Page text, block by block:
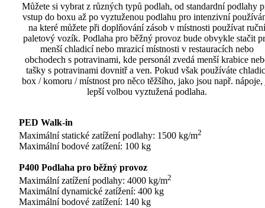
Můžete si vybrat z různých typů podlah, od standardní podlahy
vstup do boxu až po vyztuženou podlahu pro intenzivní
na které můžete při doplňování zásob v místnosti používat ruční
paletový vozík. Podlaha pro běžný provoz bude obvykle stačit
menší chladicí nebo mrazicí místnosti v restauracích nebo
obchodech s potravinami, kde personál zvedá menší krabice
tašky s potravinami dovnitř a ven. Pokud však používáte
box / komoru / místnost pro něco těžšího, jako jsou např. nápoje,
lepší volbou vyztužená podlaha.
PED Walk-in
Maximální statické zatížení podlahy: 1500 kg/m2
Maximální bodové zatížení: 100 kg
P400 Podlaha pro běžný provoz
Maximální zatížení podlahy: 4000 kg/m2
Maximální dynamické zatížení: 400 kg
Maximální bodové zatížení: 140 kg